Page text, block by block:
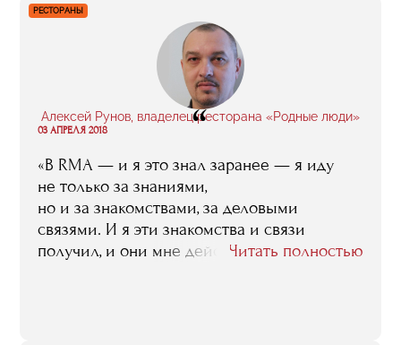
приоритетами и задачами и не отступать
от своих замыслов. Вообще, я убеждена,
что в жизни важно заниматься только тем,
во что ты по-настоящему веришь».
РЕСТОРАНЫ
Алексей Рунов, владелец ресторана «Родные люди»
“
03 АПРЕЛЯ 2018
«В RMA — и я это знал заранее — я иду
не только за знаниями,
но и за знакомствами, за деловыми
связями. И я эти знакомства и связи
получил, и они мне действительноЧитать полностью